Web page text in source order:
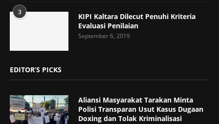
3
KIPI Kaltara Dilecut Penuhi Kriteria
Evaluasi Penilaian
September 6, 2019
EDITOR’S PICKS
Aliansi Masyarakat Tarakan Minta
Polisi Transparan Usut Kasus Dugaan
Doxing dan Tolak Kriminalisasi